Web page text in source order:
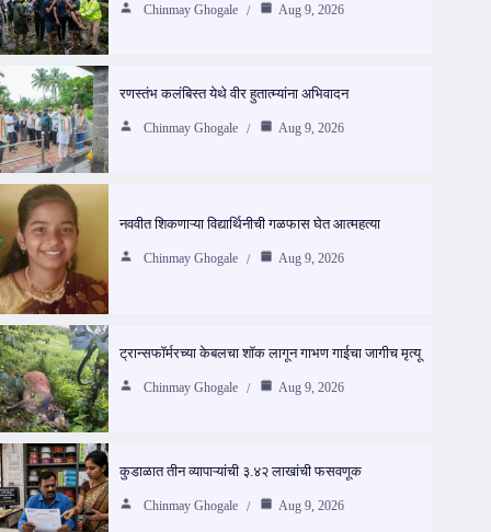
Chinmay Ghogale Aug 9, 2026
रणस्तंभ कलंबिस्त येथे वीर हुतात्म्यांना अभिवादन
Chinmay Ghogale Aug 9, 2026
नववीत शिकणाऱ्या विद्यार्थिनीची गळफास घेत आत्महत्या
Chinmay Ghogale Aug 9, 2026
ट्रान्सफॉर्मरच्या केबलचा शॉक लागून गाभण गाईचा जागीच मृत्यू
Chinmay Ghogale Aug 9, 2026
कुडाळात तीन व्यापाऱ्यांची ३.४२ लाखांची फसवणूक
Chinmay Ghogale Aug 9, 2026